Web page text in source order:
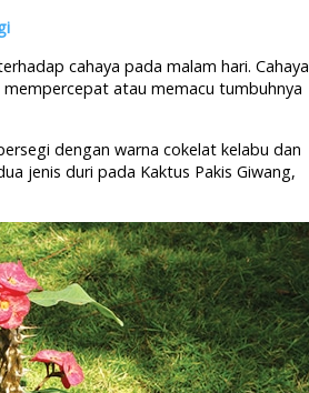
cahaya pada malam hari. Cahaya
atau memacu tumbuhnya
dengan warna cokelat kelabu dan
jenis duri pada Kaktus Pakis Giwang,